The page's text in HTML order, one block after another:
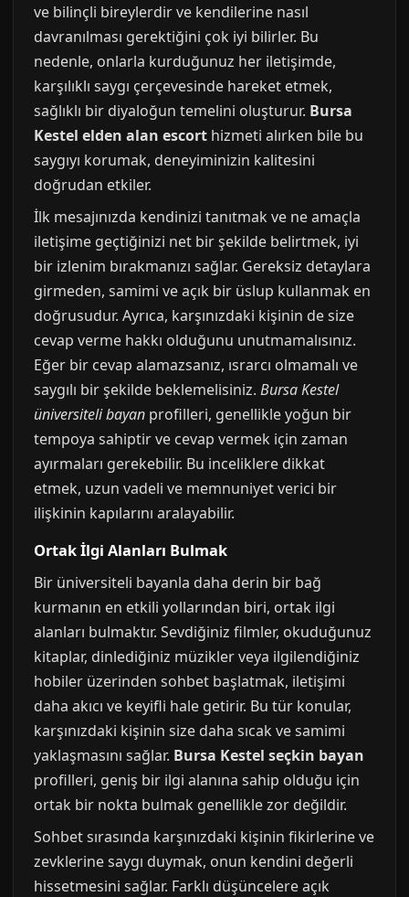
ve bilinçli bireylerdir ve kendilerine nasıl
davranılması gerektiğini çok iyi bilirler. Bu
nedenle, onlarla kurduğunuz her iletişimde,
karşılıklı saygı çerçevesinde hareket etmek,
sağlıklı bir diyaloğun temelini oluşturur. Bursa
Kestel elden alan escort hizmeti alırken bile bu
saygıyı korumak, deneyiminizin kalitesini
doğrudan etkiler.
İlk mesajınızda kendinizi tanıtmak ve ne amaçla
iletişime geçtiğinizi net bir şekilde belirtmek, iyi
bir izlenim bırakmanızı sağlar. Gereksiz detaylara
girmeden, samimi ve açık bir üslup kullanmak en
doğrusudur. Ayrıca, karşınızdaki kişinin de size
cevap verme hakkı olduğunu unutmamalısınız.
Eğer bir cevap alamazsanız, ısrarcı olmamalı ve
saygılı bir şekilde beklemelisiniz. Bursa Kestel
üniversiteli bayan profilleri, genellikle yoğun bir
tempoya sahiptir ve cevap vermek için zaman
ayırmaları gerekebilir. Bu inceliklere dikkat
etmek, uzun vadeli ve memnuniyet verici bir
ilişkinin kapılarını aralayabilir.
Ortak İlgi Alanları Bulmak
Bir üniversiteli bayanla daha derin bir bağ
kurmanın en etkili yollarından biri, ortak ilgi
alanları bulmaktır. Sevdiğiniz filmler, okuduğunuz
kitaplar, dinlediğiniz müzikler veya ilgilendiğiniz
hobiler üzerinden sohbet başlatmak, iletişimi
daha akıcı ve keyifli hale getirir. Bu tür konular,
karşınızdaki kişinin size daha sıcak ve samimi
yaklaşmasını sağlar. Bursa Kestel seçkin bayan
profilleri, geniş bir ilgi alanına sahip olduğu için
ortak bir nokta bulmak genellikle zor değildir.
Sohbet sırasında karşınızdaki kişinin fikirlerine ve
zevklerine saygı duymak, onun kendini değerli
hissetmesini sağlar. Farklı düşüncelere açık